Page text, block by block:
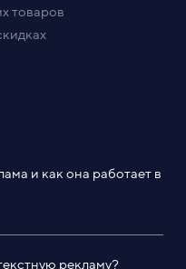
товаров
и как она работает в
рекламу?